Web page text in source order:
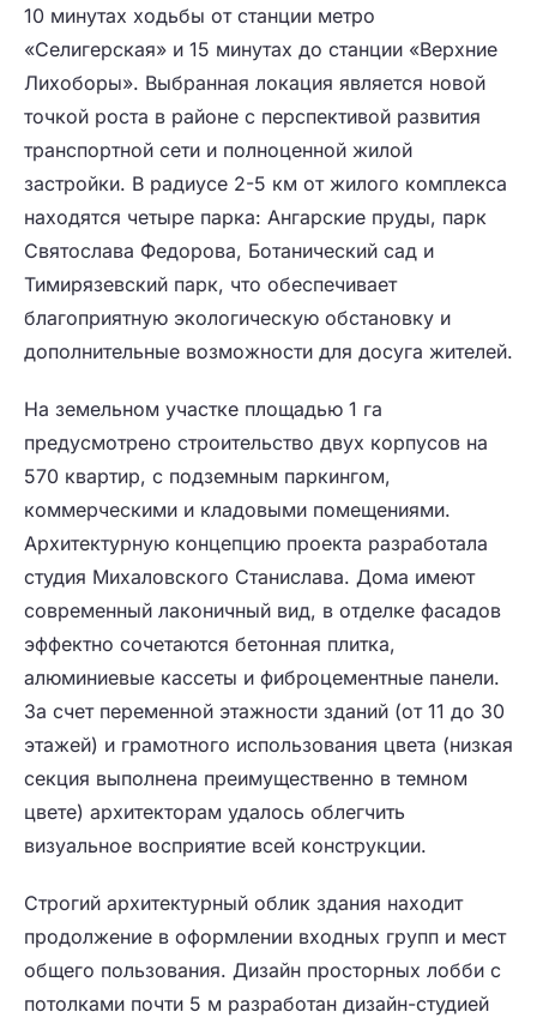
10 минутах ходьбы от станции метро
«Селигерская» и 15 минутах до станции «Верхние
Лихоборы». Выбранная локация является новой
точкой роста в районе с перспективой развития
транспортной сети и полноценной жилой
застройки. В радиусе 2-5 км от жилого комплекса
находятся четыре парка: Ангарские пруды, парк
Святослава Федорова, Ботанический сад и
Тимирязевский парк, что обеспечивает
благоприятную экологическую обстановку и
дополнительные возможности для досуга жителей.
На земельном участке площадью 1 га
предусмотрено строительство двух корпусов на
570 квартир, с подземным паркингом,
коммерческими и кладовыми помещениями.
Архитектурную концепцию проекта разработала
студия Михаловского Станислава. Дома имеют
современный лаконичный вид, в отделке фасадов
эффектно сочетаются бетонная плитка,
алюминиевые кассеты и фиброцементные панели.
За счет переменной этажности зданий (от 11 до 30
этажей) и грамотного использования цвета (низкая
секция выполнена преимущественно в темном
цвете) архитекторам удалось облегчить
визуальное восприятие всей конструкции.
Строгий архитектурный облик здания находит
продолжение в оформлении входных групп и мест
общего пользования. Дизайн просторных лобби с
потолками почти 5 м разработан дизайн-студией